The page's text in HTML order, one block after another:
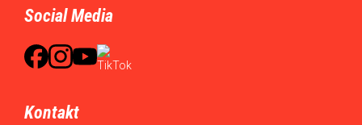
Social Media
Kontakt